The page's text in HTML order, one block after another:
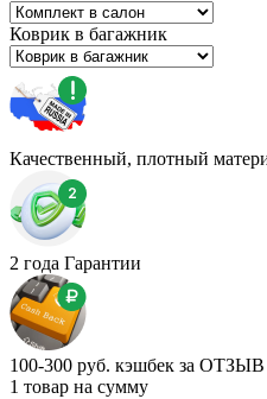
Коврик в багажник
Качественный, плотный
2 года Гарантии
100-300 руб. кэшбек за ОТЗЫВ
1 товар на сумму